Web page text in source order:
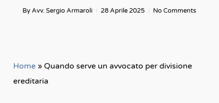
By Avv. Sergio Armaroli 28 Aprile 2025 No Comments
Home» Quando serve un avvocato per divisione
ereditaria